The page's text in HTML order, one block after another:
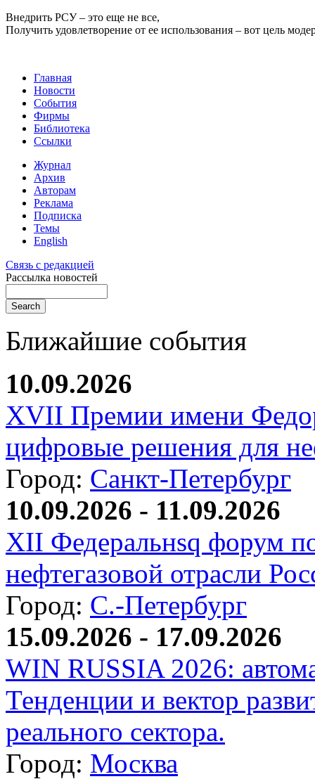
Внедрить РСУ – это еще не все,
Получить удовлетворение от ее использования – вот цель
Главная
Новости
События
Фирмы
Библиотека
Ссылки
Журнал
Архив
Авторам
Реклама
Подписка
Темы
English
Связь с редакцией
Рассылка новостей
Ближайшие события
10.09.2026
XVII Премии имени
цифровые решения для
Город: Санкт-Петербург
10.09.2026 - 11.09.2026
XII Федеральнsq форум
нефтегазовой отрасли
Город: С.-Петербург
15.09.2026 - 17.09.2026
WIN RUSSIA 2026:
Тенденции и вектор
реального сектора.
Город: Москва